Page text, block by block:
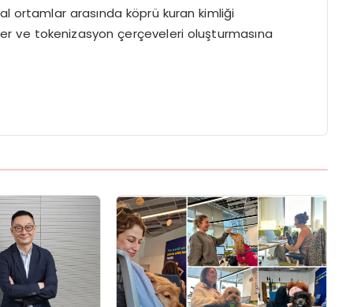
ortamlar arasında köprü kuran kimliği
ve tokenizasyon çerçeveleri oluşturmasına